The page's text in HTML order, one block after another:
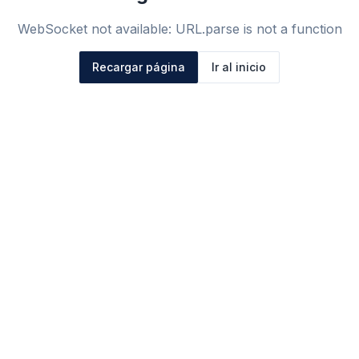
WebSocket not available: URL.parse is not a function
Recargar página Ir al inicio